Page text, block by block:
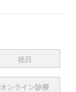
祝日
オンライン診療